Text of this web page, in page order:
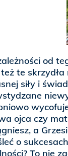
od
te
siły i
ojca czy
a
o
To nie